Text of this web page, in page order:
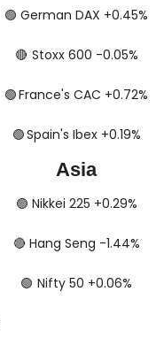
🟢 ​​​​​​ German DAX +0.45%
🔴​​​​​​​​  Stoxx 600 -0.05%
🟢​​​​  France's CAC +0.72%
🟢​​​​​​​​  Spain's Ibex +0.19%
Asia
🟢 ​​​​ Nikkei 225 +0.29%
🔴​​​​ Hang Seng -1.44%
🟢 ​​​  Nifty 50 +0.06%